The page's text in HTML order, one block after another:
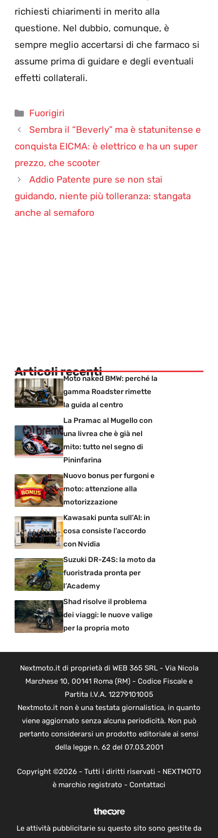
richiesti chiarimenti in merito alla
questione. Nel dubbio, comunque, è
sempre meglio accertarsi di che farmaco si
assume prima di guidare e degli eventuali
effetti collaterali.
Categorie
Fuorigiri
Sembra il “Beverly” ma è statunitense e
conquista EICMA: è elettrico e ha un super
prezzo, che scooter
Addio Patente pure se non stai
guidando, niente più tolleranza: stangata
anche al semaforo
Articoli recentiMoto naked BMW: perché la
gamma Roadster rimette
la guida al centro
La Pramac al Mugello con
una livrea che è già nel
mito: tutto nel segno di
Pininfarina
Nuovo bonus per furgoni e
moto: attenzione alla
motorizzazione
Kawasaki punta sull’AI: in
cosa consiste l’accordo
con Nvidia
Suzuki DR-Z4S: la moto da
fuoristrada pronta per
l’Academy
Shad risolve il problema
dei viaggi: le nuove valige
per la propria moto
Nextmoto.it di proprietà di WEB 365 SRL - Via Nicola
Marchese 10, 00141 Roma (RM) - Codice Fiscale e
Partita I.V.A. 12279101005
Nextmoto.it non è una testata giornalistica, in quanto
viene aggiornato senza alcuna periodicità. Non può
pertanto considerarsi un prodotto editoriale ai sensi
della legge n. 62 del 07.03.2001
Copyright ©2026 - Tutti i diritti riservati - NEXTMOTO
è marchio registrato - Contattaci
Le attività pubblicitarie su questo sito sono gestite da